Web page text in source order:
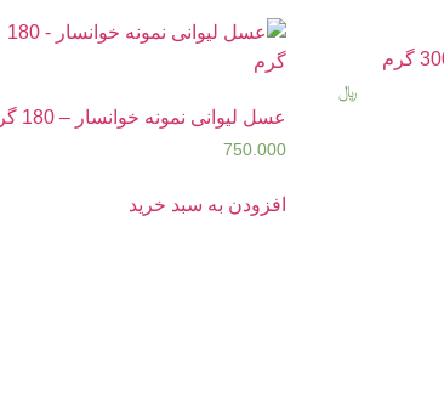
﷼
عسل لیوانی نمونه خوانسار – 180 گرم
750.000
افزودن به سبد خرید